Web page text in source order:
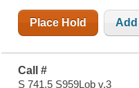
Place Hold Add
Call #
S 741.5 S959Lob v.3